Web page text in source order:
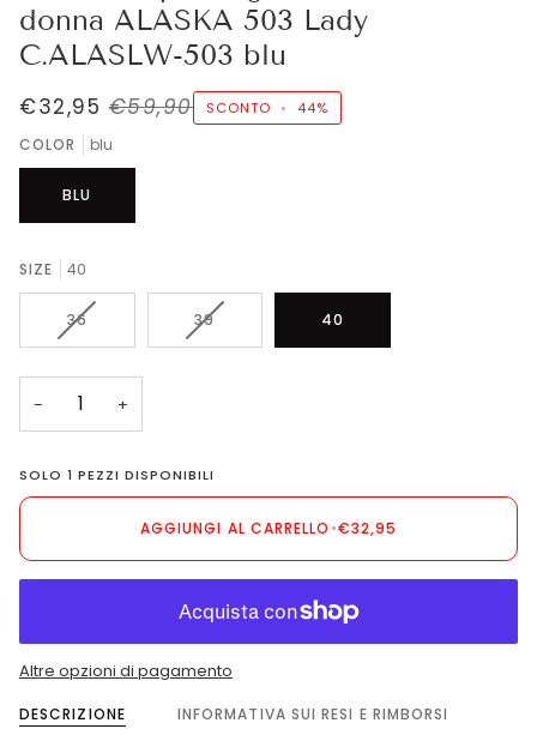
donna ALASKA 503 Lady
C.ALASLW-503 blu
€32,95 €59,90 SCONTO • 44%
COLOR blu
BLU
SIZE 40
36VARIANTE
NON
DISPONIBILE
39VARIANTE
40
− +
SOLO1 PEZZI DISPONIBILI
AGGIUNGI AL CARRELLO •€32,95
Altre opzioni di pagamento
DESCRIZIONE INFORMATIVA SUI RESI E RIMBORSI